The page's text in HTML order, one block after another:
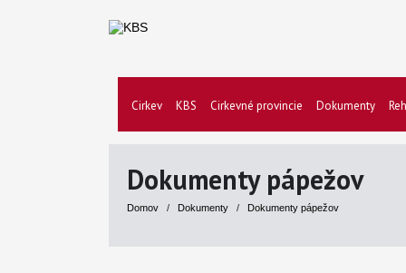
Cirkev KBS Cirkevné provincie Dokumenty
Dokumenty pápežov
Domov / Dokumenty / Dokumenty pápežov